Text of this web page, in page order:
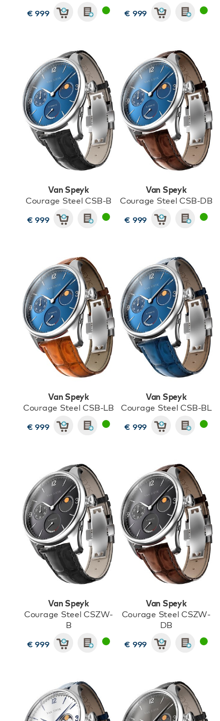
€ 999
€ 999
Van Speyk
Courage Steel CSB-B
€ 999
Van Speyk
Courage Steel CSB-DB
€ 999
Van Speyk
Courage Steel CSB-LB
€ 999
Van Speyk
Courage Steel CSB-BL
€ 999
Van Speyk
Courage Steel CSZW-
B
€ 999
Van Speyk
Courage Steel CSZW-
DB
€ 999